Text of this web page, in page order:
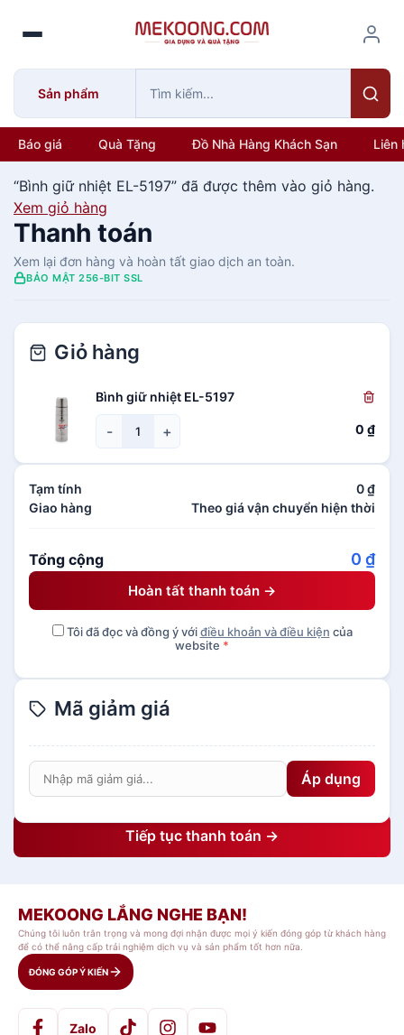
o
Sản phẩm
Báo giá Quà Tặng Đồ Nhà Hàng Khách Sạn Liên
“Bình giữ nhiệt EL-5197” đã được thêm vào giỏ hàng.
Xem giỏ hàng
Thanh toán
Xem lại đơn hàng và hoàn tất giao dịch an toàn.
BẢO MẬT 256-BIT SSL
Giỏ hàng
Bình giữ nhiệt EL-5197
- + 0 ₫
Tạm tính 0₫
Giao hàng
Theo giá vận chuyển hiện thời
Tổng cộng 0 ₫
Hoàn tất thanh toán →
Tôi đã đọc và đồng ý vớiđiều khoản và điều kiện của
website *
Mã giảm giá
Áp dụng
Tiếp tục thanh toán →
MEKOONG LẮNG NGHE BẠN!
Chúng tôi luôn trân trọng và mong đợi nhận được mọi ý kiến đóng góp từ khách hàng
để có thể nâng cấp trải nghiệm dịch vụ và sản phẩm tốt hơn nữa.
ĐÓNG GÓP Ý KIẾN
Zalo